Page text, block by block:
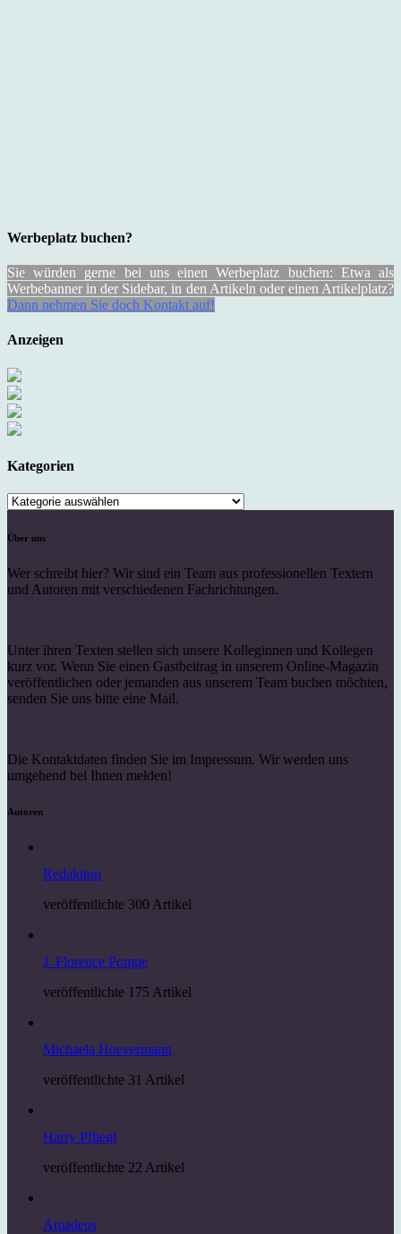
Werbeplatz buchen?
Sie würden gerne bei uns einen Werbeplatz buchen: Etwa als
Werbebanner in der Sidebar, in den Artikeln oder einen Artikelplatz?
Dann nehmen Sie doch Kontakt auf!
Anzeigen
Kategorien
Kategorien
Über uns
Wer schreibt hier? Wir sind ein Team aus professionellen Textern
und Autoren mit verschiedenen Fachrichtungen.
Unter ihren Texten stellen sich unsere Kolleginnen und Kollegen
kurz vor. Wenn Sie einen Gastbeitrag in unserem Online-Magazin
veröffentlichen oder jemanden aus unserem Team buchen möchten,
senden Sie uns bitte eine Mail.
Die Kontaktdaten finden Sie im Impressum. Wir werden uns
umgehend bei Ihnen melden!
Autoren
Redaktion
veröffentlichte 300 Artikel
J. Florence Pompe
veröffentlichte 175 Artikel
Michaela Hoevermann
veröffentlichte 31 Artikel
Harry Pfliegl
veröffentlichte 22 Artikel
Amadeus